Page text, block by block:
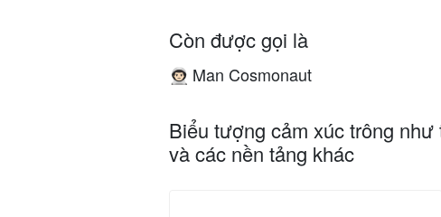
Còn được gọi là
👨🏻‍🚀 Man Cosmonaut
Biểu tượng cảm xúc trông
và các nền tảng khác